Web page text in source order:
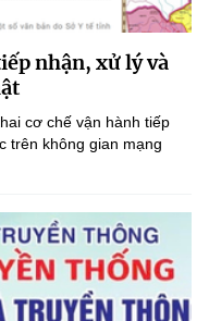
nhận, xử lý và
cơ chế vận hành tiếp
trên không gian mạng